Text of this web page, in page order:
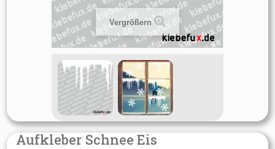
Vergrößern
Aufkleber Schnee Eis